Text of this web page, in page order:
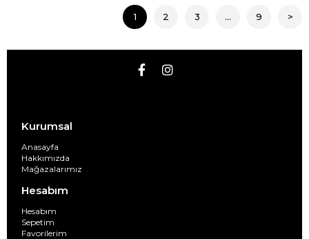
1 2 3 ... 9 >
Kurumsal
Anasayfa
Hakkımızda
Mağazalarımız
Hesabım
Hesabım
Sepetim
Favorilerim